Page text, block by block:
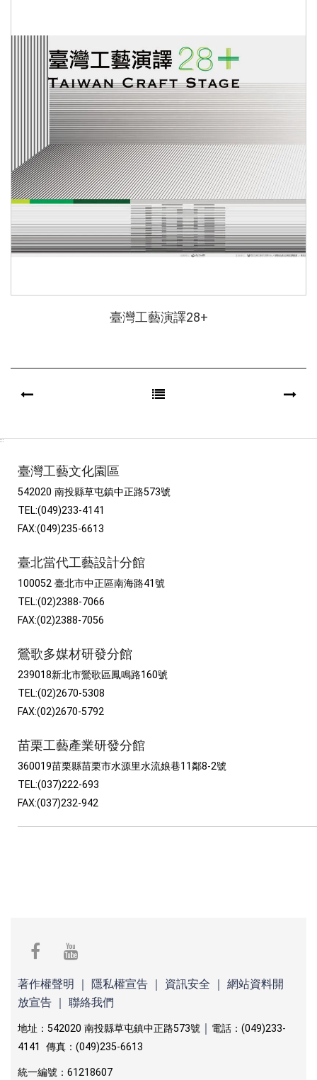
臺灣工藝演譯28+
:::
臺灣工藝文化園區
542020 南投縣草屯鎮中正路573號
TEL:(049)233-4141
FAX:(049)235-6613
臺北當代工藝設計分館
100052 臺北市中正區南海路41號
TEL:(02)2388-7066
FAX:(02)2388-7056
鶯歌多媒材研發分館
239018新北市鶯歌區鳳鳴路160號
TEL:(02)2670-5308
FAX:(02)2670-5792
苗栗工藝產業研發分館
360019苗栗縣苗栗市水源里水流娘巷11鄰8-2號
TEL:(037)222-693
FAX:(037)232-942
facebook
著作權聲明 ｜ 隱私權宣告 ｜ 資訊安全 ｜ 網站資料開
放宣告 ｜ 聯絡我們
地址：542020 南投縣草屯鎮中正路573號 ｜ 電話：(049)233-
4141 傳真：(049)235-6613
統一編號：61218607